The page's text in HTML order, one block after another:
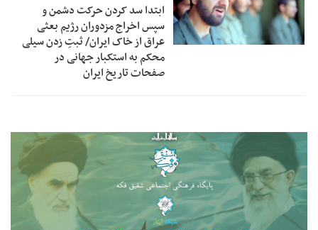
ابتدا سد کردن حرکت دشمن و
سپس اخراج مزدوران رژیم بعثی
عراق از خاک ایران/ ثبتِ زدن سیلی
محکم به استکبار جهانی در
صفحات تاریخ ایران